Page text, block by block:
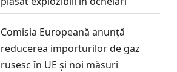
Comisia Europeană anunță
reducerea importurilor de gaz
rusesc în UE și noi măsuri